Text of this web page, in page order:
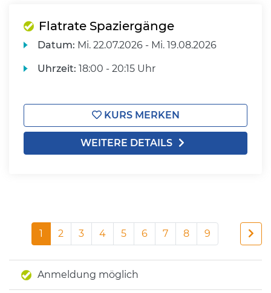
Flatrate Spaziergänge
Datum: Mi. 22.07.2026 - Mi. 19.08.2026
Uhrzeit: 18:00 - 20:15 Uhr
KURS MERKEN
WEITERE DETAILS
1 2 3 4 5 6 7 8 9
Anmeldung möglich